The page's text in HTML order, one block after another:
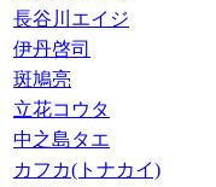
長谷川エイジ
伊丹啓司
斑鳩亮
立花コウタ
中之島タエ
カフカ(トナカイ)